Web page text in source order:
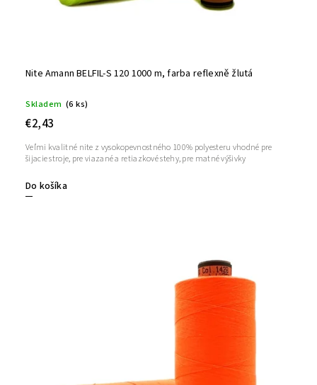
Nite Amann BELFIL-S 120 1000 m, farba reflexně žlutá
Skladem (6 ks)
€2,43
Do košíka
Veľmi kvalitné nite z vysokopevnostného 100% polyesteru vhodné pre
šijacie stroje, pre viazané a retiazkové stehy, pre matné výšivky